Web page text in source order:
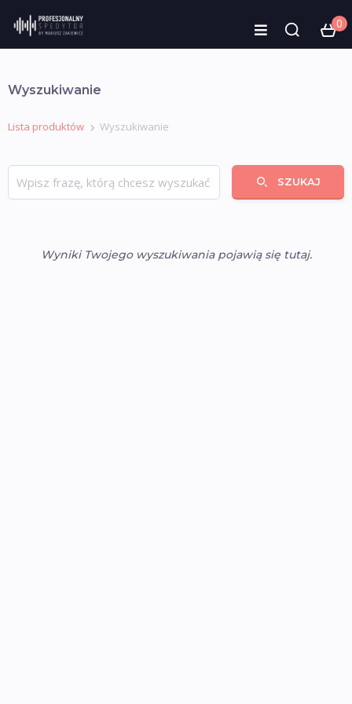
0
Wyszukiwanie
Lista produktów Wyszukiwanie
SZUKAJ
Wyniki Twojego wyszukiwania pojawią się tutaj.